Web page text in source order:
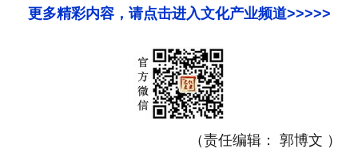
更多精彩内容，请点击进入文化产业频道>>>>>
（责任编辑： 郭博文 ）